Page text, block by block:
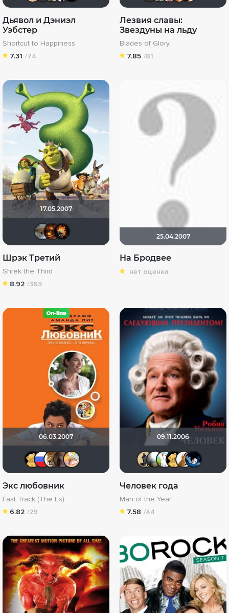
Дьявол и Дэниэл
Уэбстер
Shortcut to Happiness
7.31 /74
Лезвия славы:
Звездуны на льду
Blades of Glory
7.85 /81
17.05.2007
Макс Бро
DeoniSG85
Шрэк Третий
Shrek the Third
8.92 /363
25.04.2007
На Бродвее
нет оценки
06.03.2007
Алина28 angelvoploti
Экс любовник
Fast Track (The Ex)
6.82 /29
09.11.2006
Derbish
Человек года
Man of the Year
7.58 /44